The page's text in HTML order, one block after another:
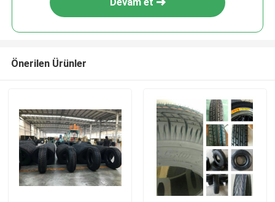
Önerilen Ürünler